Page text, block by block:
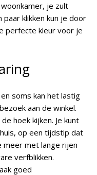
je zult
klikken kun je door
perfecte kleur voor je
soms kan het lastig
aan de winkel.
hoek kijken. Je kunt
op een tijdstip dat
meer met lange rijen
verfblikken.
goed